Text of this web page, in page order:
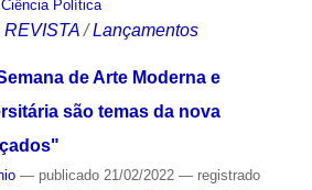
Ciência Política
REVISTA /Lançamentos
de Arte Moderna e
são temas da nova
— publicado21/02/2022 — registrado